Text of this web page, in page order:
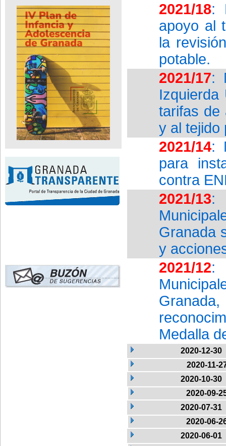
2021/18:
apoyo al
la
potable.
2021/17:
Izquierda
tarifas de
y al tejido
2021/14:
para
contra
2021/13:
Granada
y
2021/12:
Medalla
2020-12-30
2020-11-
2020-10-30
2020-09-
2020-07-31
2020-06-
2020-06-01